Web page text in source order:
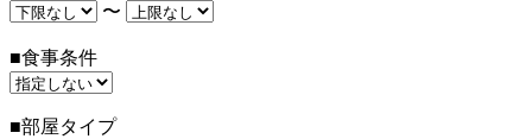
〜
■食事条件
■部屋タイプ